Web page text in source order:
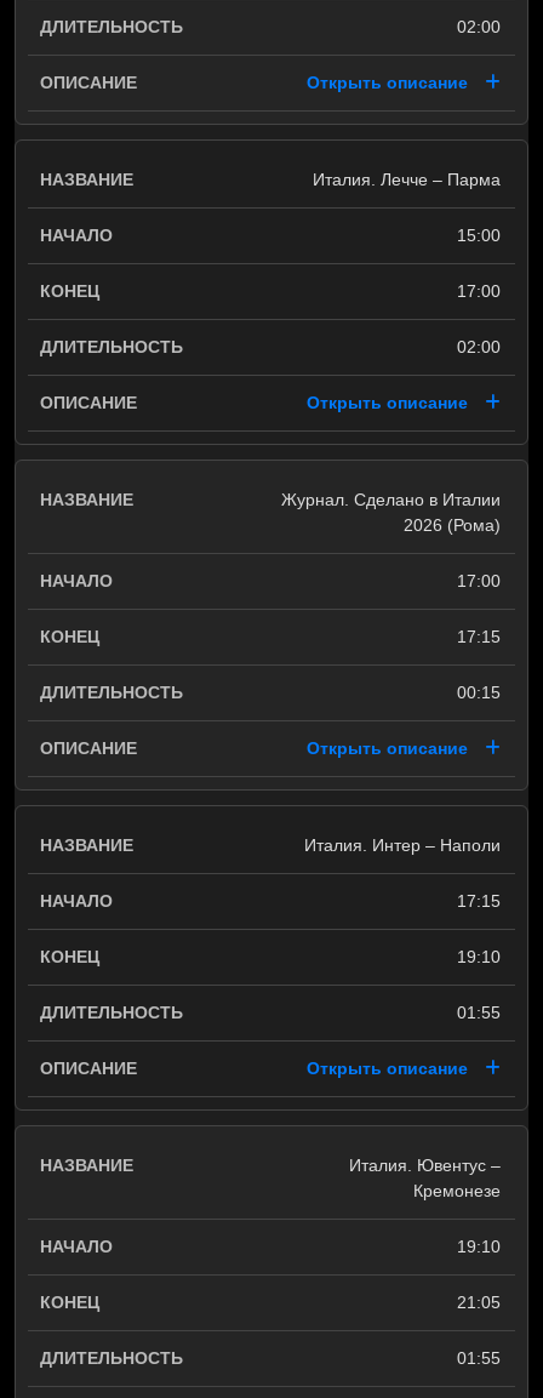
02:00
Открыть описание
Италия. Лечче – Парма
15:00
17:00
02:00
Открыть описание
Журнал. Сделано в Италии
2026 (Рома)
17:00
17:15
00:15
Открыть описание
Италия. Интер – Наполи
17:15
19:10
01:55
Открыть описание
Италия. Ювентус –
Кремонезе
19:10
21:05
01:55